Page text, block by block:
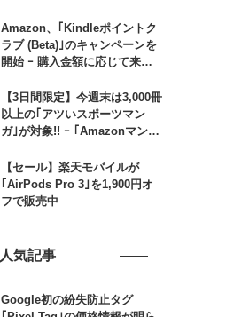
Amazon、｢Kindleポイントク
ラブ (Beta)｣のキャンペーンを
開始 ｰ 購入金額に応じて来月
【3日間限定】今週末は3,000冊
以上の｢アツいスポーツマン
ガ｣が対象!! ｰ ｢Amazonマンガ
【セール】楽天モバイルが
｢AirPods Pro 3｣を1,900円オ
フで販売中
人気記事
Google初の紛失防止タグ